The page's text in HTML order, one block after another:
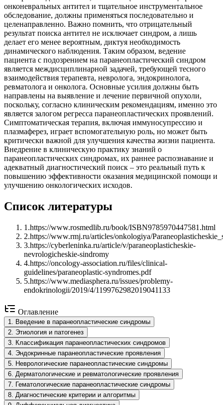
онконевральных антител и тщательное инструментальное
обследование, должны применяться последовательно и
целенаправленно. Важно помнить, что отрицательный
результат поиска антител не исключает синдром, а лишь
делает его менее вероятным, диктуя необходимость
динамического наблюдения. Таким образом, ведение
пациента с подозрением на паранеопластический синдром
является междисциплинарной задачей, требующей тесного
взаимодействия терапевта, невролога, эндокринолога,
ревматолога и онколога. Основные усилия должны быть
направлены на выявление и лечение первичной опухоли,
поскольку, согласно клиническим рекомендациям, именно это
является залогом регресса паранеопластических проявлений.
Симптоматическая терапия, включая иммуносупрессию и
плазмаферез, играет вспомогательную роль, но может быть
критически важной для улучшения качества жизни пациента.
Внедрение в клиническую практику знаний о
паранеопластических синдромах, их раннее распознавание и
адекватный диагностический поиск – это реальный путь к
повышению эффективности оказания медицинской помощи и
улучшению онкологических исходов.
Список литературы
1 .https://www.rosmedlib.ru/book/ISBN9785970447581.html
2.https://www.rmj.ru/articles/onkologiya/
3.https://cyberleninka.ru/article/v/paraneoplasticheskie-
nevrologicheskie-sindromy
4.https://oncology-association.ru/files/clinical-
guidelines/paraneoplastic-syndromes.pdf
5.https://www.mediasphera.ru/issues/problemy-
endokrinologii/2019/4/1199762982019041133
Оглавление
1
Введение в паранеопластические синдромы
2 Этиология и патогенез
3
Классификация паранеопластических синдромов
4 Эндокринные паранеопластические проявления
5
Неврологические паранеопластические синдромы
6 Дерматологические и ревматологические проявления
7
Гематологические паранеопластические синдромы
8 Диагностические критерии и алгоритмы